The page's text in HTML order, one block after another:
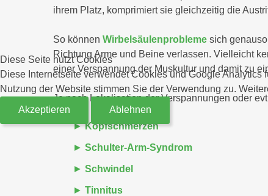
ihrem Platz, komprimiert sie gleichzeitig die
So können Wirbelsäulenprobleme sich
Richtung Arme und Beine verlassen. Vielleicht
einer Verspannung der Muskultur und damit zu
Je nach Lokalisation der Verspannungen oder
Kopfschmerzen
Schulter-Arm-Syndrom
Schwindel
Tinnitus
Diese Seite nutzt Cookies
Diese Internetseite verwendet Cookies und Google
Nutzung der Website stimmen Sie der Verwendung zu.
Akzeptieren Ablehnen